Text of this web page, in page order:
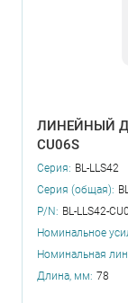
ЛИНЕЙНЫЙ
CU06S
Серия: BL-LLS42
Серия (общая):
P/N: BL-LLS42-
Номинальное
Номинальная
Длина, мм: 78